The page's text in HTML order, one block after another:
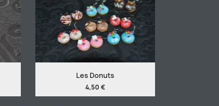
Les Donuts
4,50 €